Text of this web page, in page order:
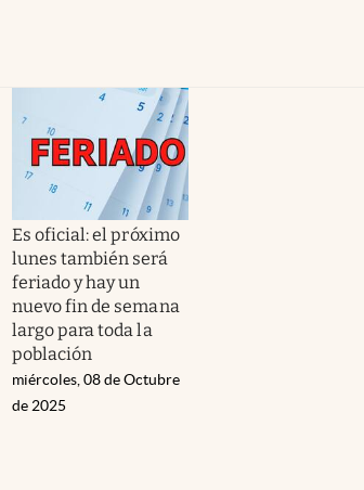
Es oficial: el próximo
lunes también será
feriado y hay un
nuevo fin de semana
largo para toda la
población
miércoles, 08 de Octubre
de 2025